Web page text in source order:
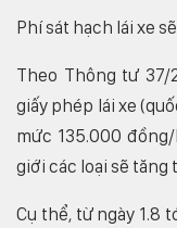
Phí sát hạch lái xe
Theo Thông tư 37/
giấy phép lái xe
mức 135.000
giới các loại sẽ tăng
Cụ thể, từ ngày 1.8